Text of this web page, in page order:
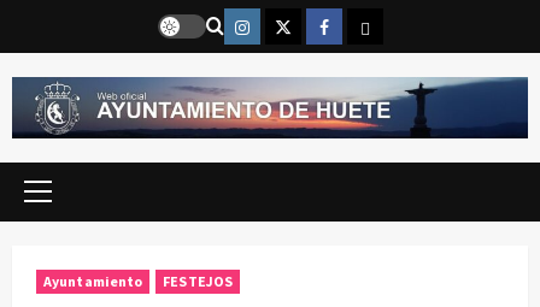
contenido
Instragram
TwitterFacebook
Email
Menú
Ayuntamiento FESTEJOS